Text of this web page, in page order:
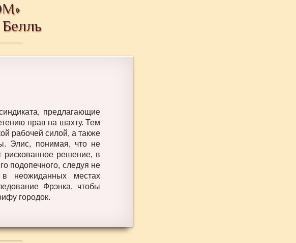
предлагающие
прав на шахту. Тем
рабочей силой, а также
Элис, понимая, что не
рискованное решение, в
подопечного, следуя не
неожиданных местах
Фрэнка, чтобы
городок.